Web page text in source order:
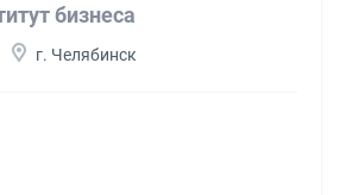
бизнеса
г. Челябинск